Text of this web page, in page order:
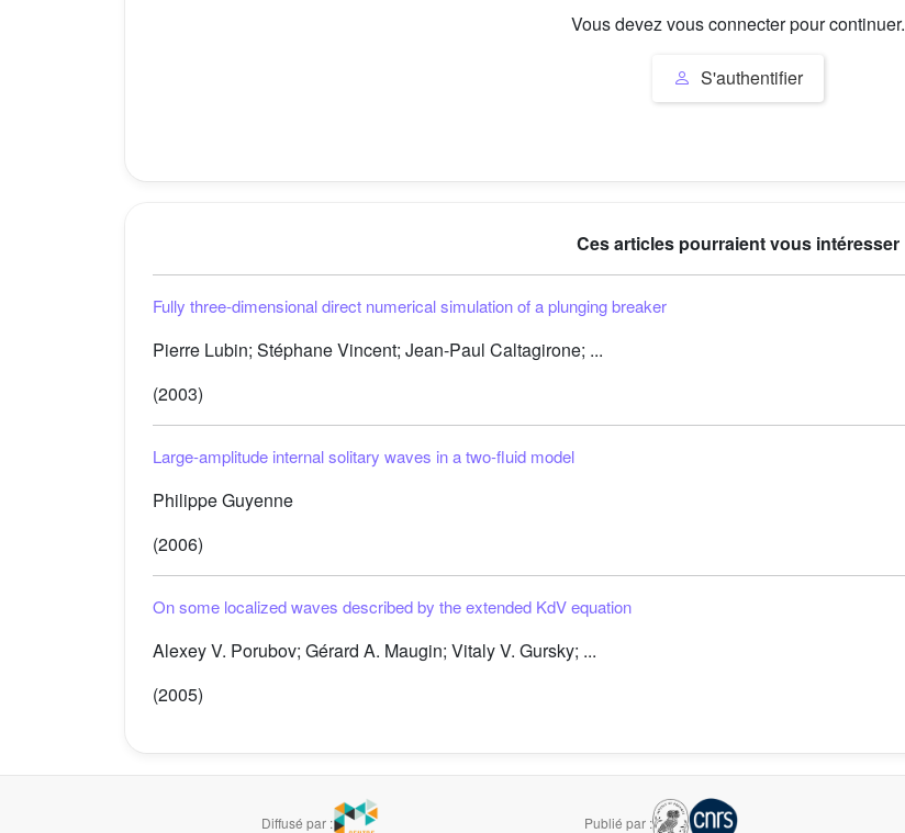
Vous devez vous connecter pour continuer.
S'authentifier
Ces articles pourraient vous intéresser
Fully three-dimensional direct numerical simulation of a plunging breaker
Pierre Lubin; Stéphane Vincent; Jean-Paul Caltagirone; ...
(2003)
Large-amplitude internal solitary waves in a two-fluid model
Philippe Guyenne
(2006)
On some localized waves described by the extended KdV equation
Alexey V. Porubov; Gérard A. Maugin; Vitaly V. Gursky; ...
(2005)
Diffusé par : Publié par :